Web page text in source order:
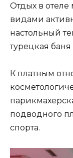
Отдых в
видами
настольный
турецкая
К платным
подводного
спорта.